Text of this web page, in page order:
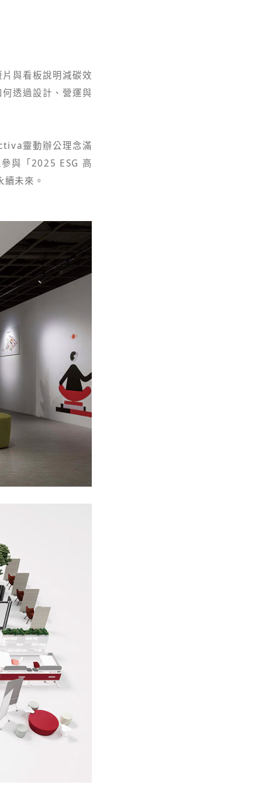
與看板說明減碳效
透過設計、營運與
靈動辦公理念滿
與「2025 ESG 高
未來。